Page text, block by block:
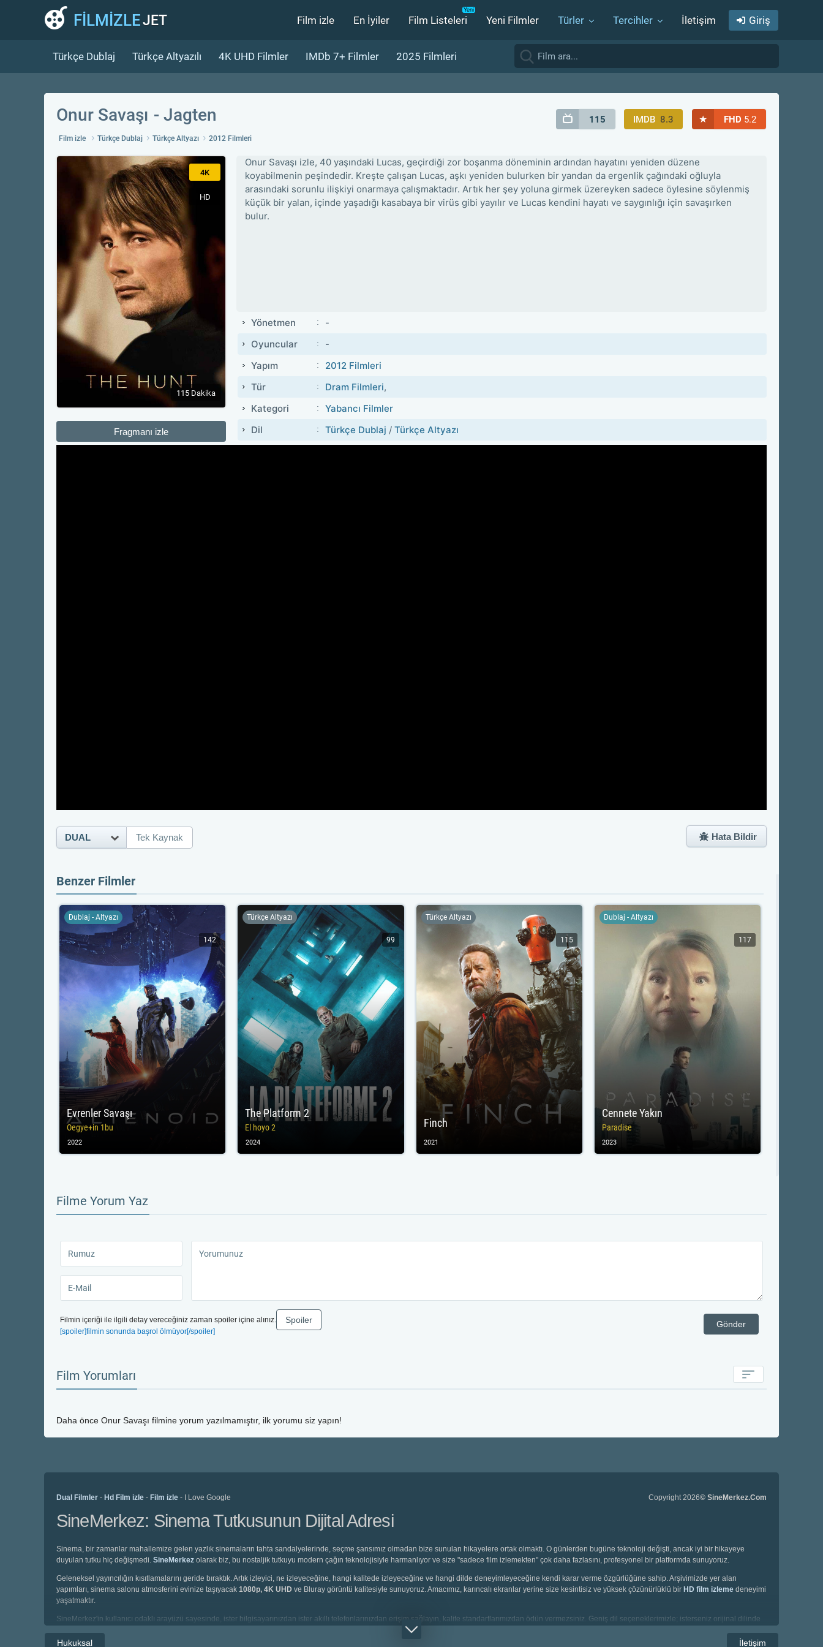
FİLMİZLEJET Film izle En İyiler Film Listeleri Yeni Filmler Türler Tercihler İletişim Giriş
Türkçe Dublaj Türkçe Altyazılı 4K UHD Filmler IMDb 7+ Filmler 2025 Filmleri
Onur Savaşı Jagten
Film izle Türkçe Dublaj Türkçe Altyazı 2012 Filmleri
115 IMDB 8.3 ★ FHD 5.2
4K
HD
115 Dakika
Fragmanı izle
Onur Savaşı izle, 40 yaşındaki Lucas, geçirdiği zor boşanma döneminin ardından hayatını yeniden düzene
koyabilmenin peşindedir. Kreşte çalışan Lucas, aşkı yeniden bulurken bir yandan da ergenlik çağındaki oğluyla
arasındaki sorunlu ilişkiyi onarmaya çalışmaktadır. Artık her şey yoluna girmek üzereyken sadece öylesine söylenmiş
küçük bir yalan, içinde yaşadığı kasabaya bir virüs gibi yayılır ve Lucas kendini hayatı ve saygınlığı için savaşırken
bulur.
Yönetmen
-
Oyuncular
-
Yapım
2012 Filmleri
Tür
Dram Filmleri,
Kategori
Yabancı Filmler
Dil
Türkçe Dublaj / Türkçe Altyazı
DUAL Tek Kaynak Hata Bildir
Benzer Filmler
Evrenler Savaşı
Oegye+in 1bu
Dublaj - Altyazı
142
2022
The Platform 2
El hoyo 2
Türkçe Altyazı
99
2024
Finch
Türkçe Altyazı
115
2021
Cennete Yakın
Paradise
Dublaj - Altyazı
117
2023
Filme Yorum Yaz
Filmin içeriği ile ilgili detay vereceğiniz zaman spoiler içine alınız.
[spoiler]filmin sonunda başrol ölmüyor[/spoiler]
Gönder
Spoiler
Film Yorumları
Daha önce Onur Savaşı filmine yorum yazılmamıştır, ilk yorumu siz yapın!
Dual Filmler - Hd Film izle - Film izle - I Love Google Copyright 2026© SineMerkez.Com
SineMerkez: Sinema Tutkusunun Dijital Adresi
Sinema, bir zamanlar mahallemize gelen yazlık sinemaların tahta sandalyelerinde, seçme şansımız olmadan bize sunulan hikayelere ortak olmaktı. O günlerden bugüne teknoloji değişti, ancak iyi bir hikayeye
duyulan tutku hiç değişmedi. SineMerkez olarak biz, bu nostaljik tutkuyu modern çağın teknolojisiyle harmanlıyor ve size "sadece film izlemekten" çok daha fazlasını, profesyonel bir platformda sunuyoruz.
Geleneksel yayıncılığın kısıtlamalarını geride bıraktık. Artık izleyici, ne izleyeceğine, hangi kalitede izleyeceğine ve hangi dilde deneyimleyeceğine kendi karar verme özgürlüğüne sahip. Arşivimizde yer alan
yapımları, sinema salonu atmosferini evinize taşıyacak 1080p, 4K UHD ve Bluray görüntü kalitesiyle sunuyoruz. Amacımız, karıncalı ekranlar yerine size kesintisiz ve yüksek çözünürlüklü bir HD film izleme deneyimi
yaşatmaktır.
SineMerkez'in kullanıcı odaklı arayüzü sayesinde, ister bilgisayarınızdan ister akıllı telefonlarınızdan erişim sağlayın, kalite standartlarımızdan ödün vermezsiniz. Geniş dil seçeneklerimizle; isterseniz orijinal dilinde
seçeneklerine saniyeler içinde ulaşabilirsiniz.
Hukuksal İletişim